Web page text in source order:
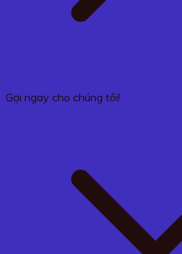
Gọi ngay cho chúng tôi!